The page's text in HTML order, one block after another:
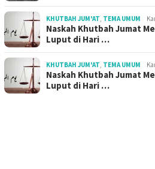
KHUTBAH JUM'AT, TEMA UMUM
Naskah Khutbah Jumat
Luput di Hari …
KHUTBAH JUM'AT, TEMA UMUM
Naskah Khutbah Jumat
Luput di Hari …